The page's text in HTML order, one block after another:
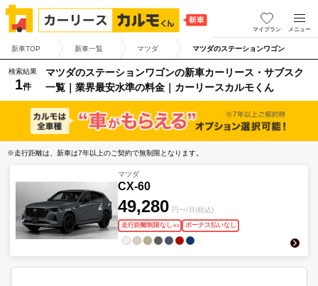
マイプラン メニュー
新車TOP 新車一覧 マツダ マツダのステーションワゴン
検索結果
1件
マツダのステーションワゴンの新車カーリース・サブスク
一覧｜業界最安水準の料金｜カーリースカルモくん
※走行距離は、新車は7年以上のご契約で無制限となります。
マツダ
CX-60
49,280 円〜/月(税込)
走行距離制限なし ※2 ボーナス払いなし
…